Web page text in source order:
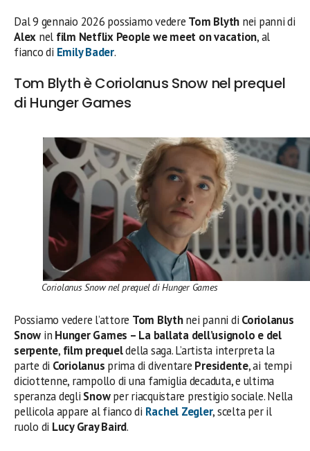
Dal 9 gennaio 2026 possiamo vedere Tom Blyth nei panni di
Alex nel film Netflix People we meet on vacation, al
fianco di Emily Bader.
Tom Blyth è Coriolanus Snow nel prequel
di Hunger Games
Coriolanus Snow nel prequel di Hunger Games
Possiamo vedere l’attore Tom Blythnei panni di Coriolanus
Snow in Hunger Games – La ballata dell’usignolo e del
serpente, film prequeldella saga. L’artista interpreta la
parte di Coriolanus prima di diventare Presidente, ai tempi
diciottenne, rampollo di una famiglia decaduta, e ultima
speranza degli Snowper riacquistare prestigio sociale. Nella
pellicola appare al fianco di Rachel Zegler, scelta per il
ruolo di Lucy Gray Baird.